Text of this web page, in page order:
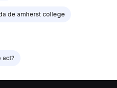
de amherst college
act?